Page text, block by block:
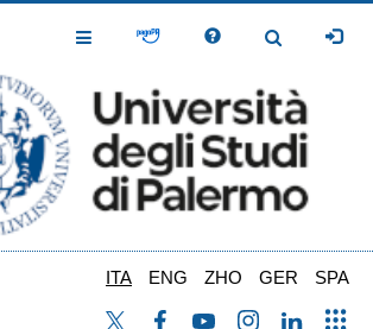
Toggle
Toggle
ITA ENG ZHO GER SPA